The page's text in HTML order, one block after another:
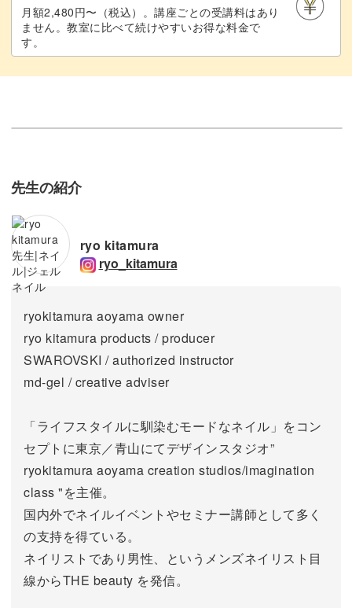
月額2,480円〜（税込）。講座ごとの受講料はあり
ません。教室に比べて続けやすいお得な料金で
す。
先生の紹介
ryo kitamura
ryo_kitamura
ryokitamura aoyama owner
ryo kitamura products / producer
SWAROVSKI / authorized instructor
md-gel / creative adviser
「ライフスタイルに馴染むモードなネイル」をコン
セプトに東京／青山にてデザインスタジオ”
ryokitamura aoyama creation studios/imagination
class "を主催。
国内外でネイルイベントやセミナー講師として多く
の支持を得ている。
ネイリストであり男性、というメンズネイリスト目
線からTHE beauty を発信。